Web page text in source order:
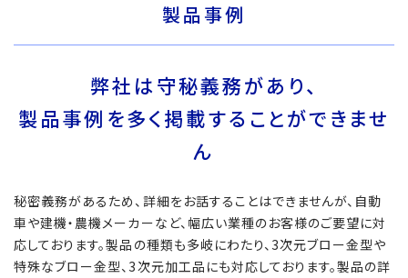
製品事例
弊社は守秘義務があり、
製品事例を多く掲載することができませ
ん
秘密義務があるため、詳細をお話することはできませんが、自動
車や建機・農機メーカーなど、幅広い業種のお客様のご要望に対
応しております。製品の種類も多岐にわたり、3次元ブロー金型や
特殊なブロー金型、3次元加工品にも対応しております。製品の詳